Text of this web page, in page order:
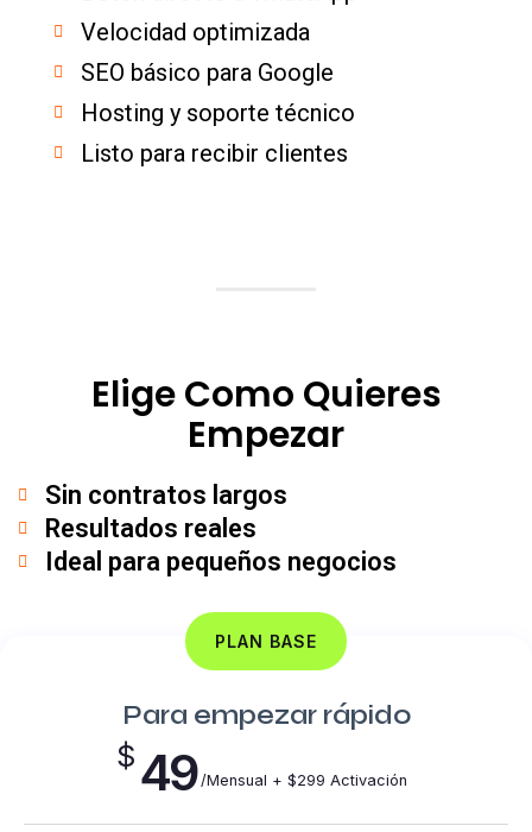
Velocidad optimizada
SEO básico para Google
Hosting y soporte técnico
Listo para recibir clientes
Elige Como Quieres
Empezar
Sin contratos largos
Resultados reales
Ideal para pequeños negocios
PLAN BASE
Para empezar rápido
$ 49/Mensual + $299 Activación